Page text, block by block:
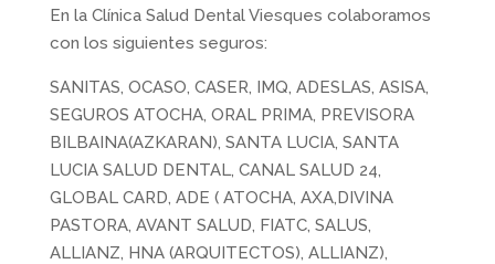
En la Clínica Salud Dental Viesques colaboramos
con los siguientes seguros:
SANITAS, OCASO, CASER, IMQ, ADESLAS, ASISA,
SEGUROS ATOCHA, ORAL PRIMA, PREVISORA
BILBAINA(AZKARAN), SANTA LUCIA, SANTA
LUCIA SALUD DENTAL, CANAL SALUD 24,
GLOBAL CARD, ADE ( ATOCHA, AXA,DIVINA
PASTORA, AVANT SALUD, FIATC, SALUS,
ALLIANZ, HNA (ARQUITECTOS), ALLIANZ),